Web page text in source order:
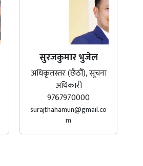
सुरजकुमार भुजेल
अधिकृतस्तर (छैठौँ), सूचना
अधिकारी
9767970000
surajthahamun@gmail.co
m